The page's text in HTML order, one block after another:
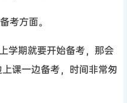
考方面。
学期就要开始备考，那会
课一边备考，时间非常匆